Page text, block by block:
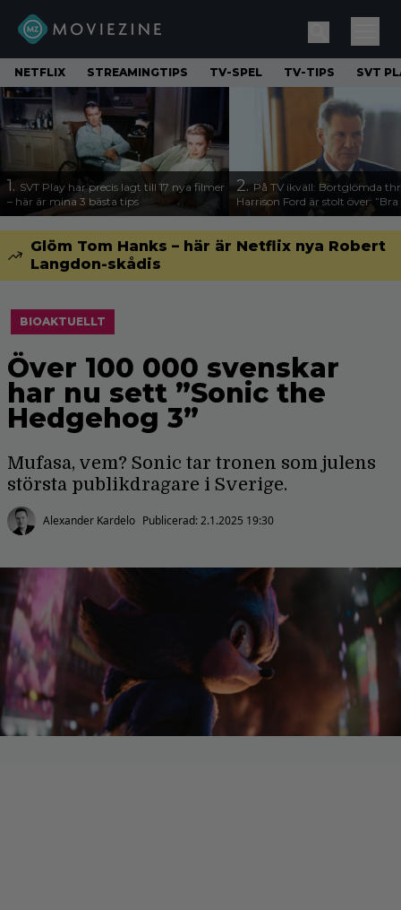
NETFLIX STREAMINGTIPS TV-SPEL TV-TIPS SVT
1. SVT Play har precis lagt till 17 nya filmer
– här är mina 3 bästa tips
2. På TV ikväll: Bortglömda
Harrison Ford är stolt över:
Glöm Tom Hanks – här är Netflix nya Robert
Langdon-skådis
BIOAKTUELLT
Över 100 000 svenskar
har nu sett ”Sonic the
Hedgehog 3”
Mufasa, vem? Sonic tar tronen som julens
största publikdragare i Sverige.
Alexander Kardelo Publicerad:2.1.2025 19:30